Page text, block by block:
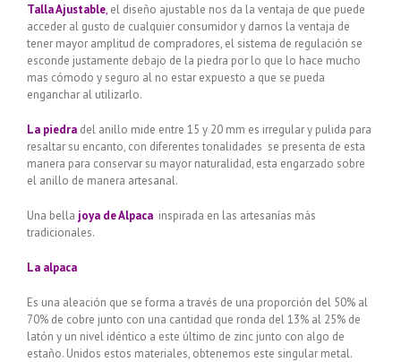
Talla Ajustable, el diseño ajustable nos da la ventaja de que puede
acceder al gusto de cualquier consumidor y darnos la ventaja de
tener mayor amplitud de compradores, el sistema de regulación se
esconde justamente debajo de la piedra por lo que lo hace mucho
mas cómodo y seguro al no estar expuesto a que se pueda
enganchar al utilizarlo.
La piedra del anillo mide entre 15 y 20 mm es irregular y pulida para
resaltar su encanto, con diferentes tonalidades se presenta de esta
manera para conservar su mayor naturalidad, esta engarzado sobre
el anillo de manera artesanal.
Una bella joya de Alpaca inspirada en las artesanías más
tradicionales.
La alpaca
Es una aleación que se forma a través de una proporción del 50% al
70% de cobre junto con una cantidad que ronda del 13% al 25% de
latón y un nivel idéntico a este último de zinc junto con algo de
estaño. Unidos estos materiales, obtenemos este singular metal.